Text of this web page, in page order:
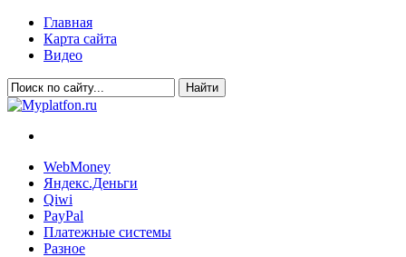
Главная
Карта сайта
Видео
WebMoney
Яндекс.Деньги
Qiwi
PayPal
Платежные системы
Разное